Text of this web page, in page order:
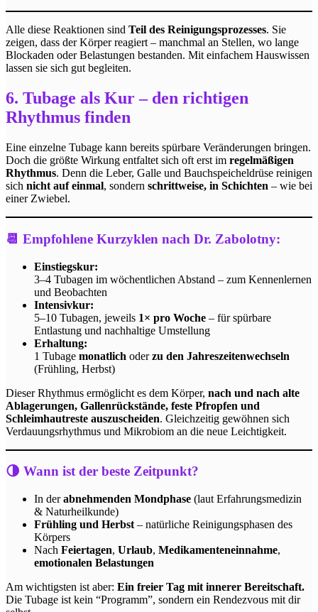
Alle diese Reaktionen sind Teil des Reinigungsprozesses. Sie
zeigen, dass der Körper reagiert – manchmal an Stellen, wo lange
Blockaden oder Belastungen bestanden. Mit einfachem Hauswissen
lassen sie sich gut begleiten.
6. Tubage als Kur – den richtigen
Rhythmus finden
Eine einzelne Tubage kann bereits spürbare Veränderungen bringen.
Doch die größte Wirkung entfaltet sich oft erst im regelmäßigen
Rhythmus. Denn die Leber, Galle und Bauchspeicheldrüse reinigen
sich nicht auf einmal, sondern schrittweise, in Schichten – wie bei
einer Zwiebel.
📆 Empfohlene Kurzyklen nach Dr. Zabolotny:
Einstiegskur:
3–4 Tubagen im wöchentlichen Abstand – zum Kennenlernen
und Beobachten
Intensivkur:
5–10 Tubagen, jeweils 1× pro Woche – für spürbare
Entlastung und nachhaltige Umstellung
Erhaltung:
1 Tubage monatlich oderzu den Jahreszeitenwechseln
(Frühling, Herbst)
Dieser Rhythmus ermöglicht es dem Körper, nach und nach alte
Ablagerungen, Gallenrückstände, feste Pfropfen und
Schleimhautreste auszuscheiden. Gleichzeitig gewöhnen sich
Verdauungsrhythmus und Mikrobiom an die neue Leichtigkeit.
🌗 Wann ist der beste Zeitpunkt?
In derabnehmenden Mondphase (laut Erfahrungsmedizin
& Naturheilkunde)
Frühling und Herbst – natürliche Reinigungsphasen des
Körpers
Nach Feiertagen, Urlaub, Medikamenteneinnahme,
emotionalen Belastungen
Am wichtigsten ist aber: Ein freier Tag mit innerer Bereitschaft.
Die Tubage ist kein “Programm”, sondern ein Rendezvous mit dir